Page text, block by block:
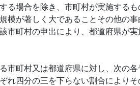
る場合を除き、市町村が実施するも
模が著しく大であることその他の
市町村の申出により、都道府県が
市町村又は都道府県に対し、次の
れ四分の三を下らない割合により